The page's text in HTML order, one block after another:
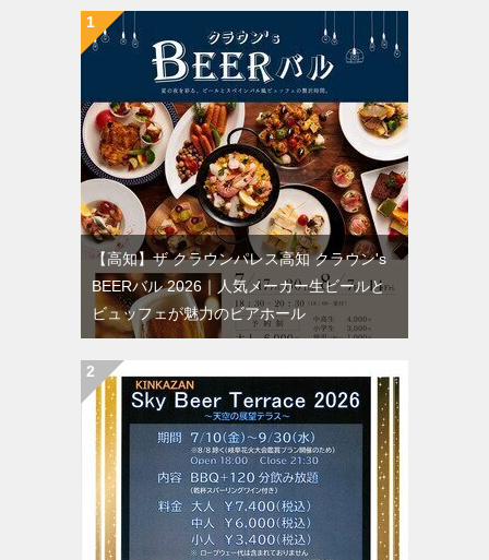
【高知】ザ クラウンパレス高知 クラウン's
BEERバル 2026｜人気メーカー生ビールと
ビュッフェが魅力のビアホール